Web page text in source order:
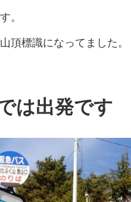
。
頂標識になってました。
は出発です